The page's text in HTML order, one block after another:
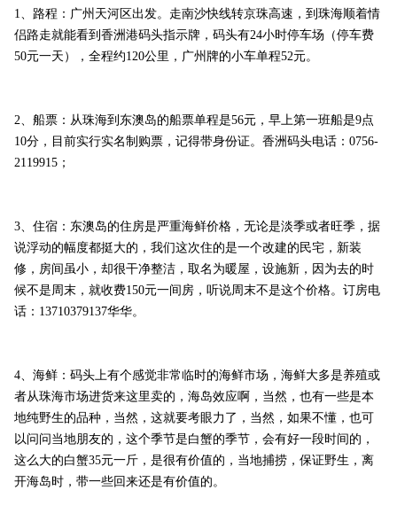
1、路程：广州天河区出发。走南沙快线转京珠高速，到珠海顺着情
侣路走就能看到香洲港码头指示牌，码头有24小时停车场（停车费
50元一天），全程约120公里，广州牌的小车单程52元。
2、船票：从珠海到东澳岛的船票单程是56元，早上第一班船是9点
10分，目前实行实名制购票，记得带身份证。香洲码头电话：0756-
2119915；
3、住宿：东澳岛的住房是严重海鲜价格，无论是淡季或者旺季，据
说浮动的幅度都挺大的，我们这次住的是一个改建的民宅，新装
修，房间虽小，却很干净整洁，取名为暖屋，设施新，因为去的时
候不是周末，就收费150元一间房，听说周末不是这个价格。订房电
话：13710379137华华。
4、海鲜：码头上有个感觉非常临时的海鲜市场，海鲜大多是养殖或
者从珠海市场进货来这里卖的，海岛效应啊，当然，也有一些是本
地纯野生的品种，当然，这就要考眼力了，当然，如果不懂，也可
以问问当地朋友的，这个季节是白蟹的季节，会有好一段时间的，
这么大的白蟹35元一斤，是很有价值的，当地捕捞，保证野生，离
开海岛时，带一些回来还是有价值的。